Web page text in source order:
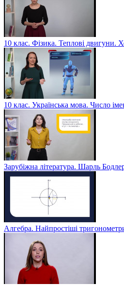
10 клас. Фізика. Теплові двигуни.
10 клас. Українська мова. Число
Зарубіжна література. Шарль
Алгебра. Найпростіші